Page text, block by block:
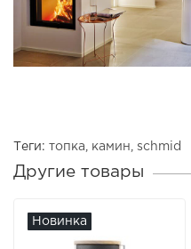
Теги: топка камин schmid
Другие товары
Новинка